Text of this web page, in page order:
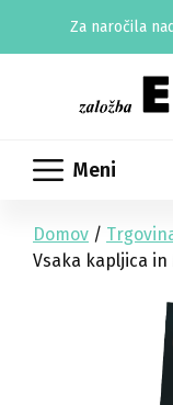
Za naročila
Meni
Domov /
Vsaka kapljica